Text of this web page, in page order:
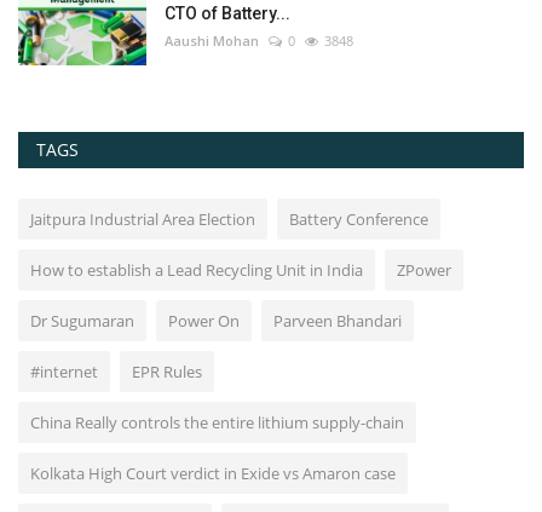
CTO of Battery...
Aaushi Mohan 0 3848
TAGS
Jaitpura Industrial Area Election Battery Conference
How to establish a Lead Recycling Unit in India ZPower
Dr Sugumaran Power On Parveen Bhandari
#internet EPR Rules
China Really controls the entire lithium supply-chain
Kolkata High Court verdict in Exide vs Amaron case